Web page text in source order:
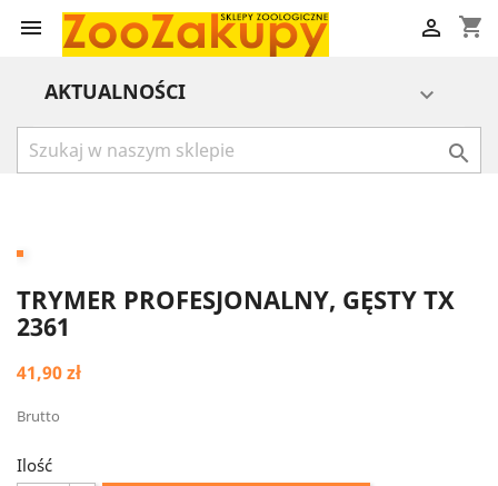
 shopping_cart

AKTUALNOŚCI 

TRYMER PROFESJONALNY, GĘSTY TX
2361
41,90 zł
Brutto
Ilość